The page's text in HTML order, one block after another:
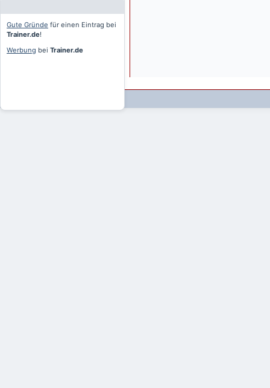
Gute Gründe für einen Eintrag bei
Trainer.de!
Werbung bei Trainer.de